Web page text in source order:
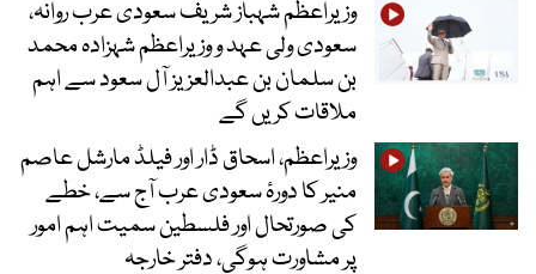
وزیراعظم شہباز شریف سعودی عرب روانہ،
سعودی ولی عہد و وزیراعظم شہزادہ محمد
بن سلمان بن عبدالعزیز آل سعود سے اہم
ملاقات کریں گے
وزیراعظم، اسحاق ڈار اور فیلڈ مارشل عاصم
منیر کا دورۂ سعودی عرب آج سے، خطے
کی صورتحال اور فلسطین سمیت اہم امور
پر مشاورت ہوگی، دفتر خارجہ